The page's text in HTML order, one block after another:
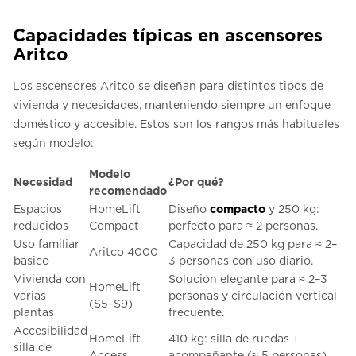
Capacidades típicas en ascensores
Aritco
Los ascensores Aritco se diseñan para distintos tipos de
vivienda y necesidades, manteniendo siempre un enfoque
doméstico y accesible. Estos son los rangos más habituales
según modelo:
Necesidad
Modelo
recomendado
¿Por qué?
Espacios
reducidos
HomeLift
Compact
Diseño compacto y 250 kg:
perfecto para ≈ 2 personas.
Uso familiar
básico
Aritco 4000
Capacidad de 250 kg para ≈ 2–
3 personas con uso diario.
Vivienda con
varias
plantas
HomeLift
(S5–S9)
Solución elegante para ≈ 2–3
personas y circulación vertical
frecuente.
Accesibilidad
silla de
HomeLift
410 kg: silla de ruedas +